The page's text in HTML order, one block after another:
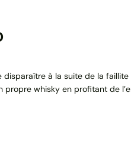
à la suite de la
whisky en profitant de